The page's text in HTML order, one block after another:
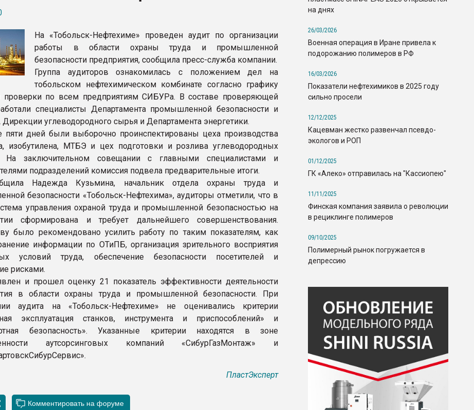
ПЭТ
ФОРУМ
На «Тобольск-Нефтехиме» проведен аудит по организации
работы в области охраны труда и промышленной
безопасности предприятия, сообщила пресс-служба компании.
Группа аудиторов ознакомилась с положением дел на
тобольском нефтехимическом комбинате согласно графику
проверки по всем предприятиям СИБУРа. В составе проверяющей
специалисты Департамента промышленной безопасности и
Дирекции углеводородного сырья и Департамента энергетики.
пяти дней были выборочно проинспектированы цеха производства
изобутилена, МТБЭ и цех подготовки и розлива углеводородных
На заключительном совещании с главными специалистами и
подразделений комиссия подвела предварительные итоги.
Надежда Кузьмина, начальник отдела охраны труда и
безопасности «Тобольск-Нефтехима», аудиторы отметили, что в
управления охраной труда и промышленной безопасностью на
сформирована и требует дальнейшего совершенствования.
было рекомендовано усилить работу по таким показателям, как
информации по ОТиПБ, организация зрительного восприятия
условий труда, обеспечение безопасности посетителей и
рисками.
и прошел оценку 21 показатель эффективности деятельности
в области охраны труда и промышленной безопасности. При
аудита на «Тобольск-Нефтехиме» не оценивались критерии
эксплуатация станков, инструмента и приспособлений» и
безопасность». Указанные критерии находятся в зоне
аутсорсинговых компаний «СибурГазМонтаж» и
ПластЭксперт
на днях
26/03/2026
Военная операция в Иране привела к
подорожанию полимеров в РФ
16/03/2026
Показатели нефтехимиков в 2025 году
сильно просели
12/12/2025
Кацевман жестко развенчал псевдо-
экологов и РОП
01/12/2025
ГК «Алеко» отправилась на "Кассиопею"
11/11/2025
Финская компания заявила о революции
в рециклинге полимеров
09/10/2025
Полимерный рынок погружается в
депрессию